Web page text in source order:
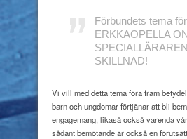
Förbundets tema
ERKKAOPELLA
SKILLNAD!
Vi vill med detta tema föra fram
barn och ungdomar förtjänar att bli
engagemang, likaså också varenda
sådant bemötande är också en